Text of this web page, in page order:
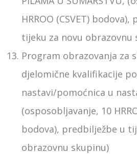
HRROO (CSVET)
tijeku za novu obrazovnu
Program obrazovanja za
djelomične kvalifikacije
nastavi/pomoćnica u
(osposobljavanje, 10
bodova), predbilježbe u
obrazovnu skupinu)